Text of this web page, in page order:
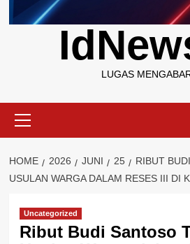
LUGAS
Menu
HOME 2026 JUNI 25
RIBUT
USULAN WARGA DALAM RESES III DI
Uncategorized
Ribut Budi Santoso